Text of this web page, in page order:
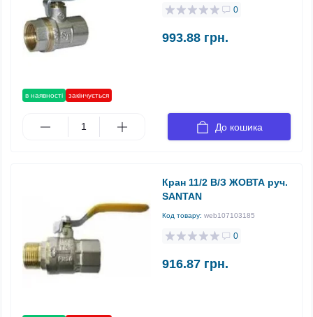
в наявності закінчується
0
993.88 грн.
До кошика
Кран 11/2 В/З ЖОВТА руч.
SANTAN
Код товару: web107103185
0
916.87 грн.